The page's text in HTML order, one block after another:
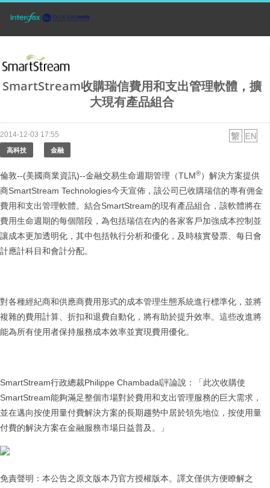
SmartStream收購瑞信費用和支出管理軟體，擴
大現有產品組合
2014-12-03 17:55
高科技 金融
倫敦--(美國商業資訊)--金融交易生命週期管理（TLM®）解決方案提供
商SmartStream Technologies今天宣佈，該公司已收購瑞信的專有佣金
費用和支出管理軟體。結合SmartStream的現有產品組合，該軟體將在
費用生命週期的每個階段，為包括瑞信在內的各家客戶加強成本控制並
讓成本更加透明化，其中包括執行分析和優化，及時核實發票、每日會
計應計科目和會計分配。
對各種經紀商和供應商費用形式的成本管理生態系統進行標準化，並將
複雜的費用計算、折扣和退費自動化，將有助於提升效率。這些改進將
能為所有使用者保持服務成本效率並實現費用優化。
SmartStream行政總裁Philippe Chambadal評論說：「此次收購使
SmartStream能夠滿足整個市場對於費用和支出管理服務的巨大需求，
並在邁向按使用量付費解決方案的長期趨勢中居於領先地位，按使用量
付費的解決方案在金融服務市場日益普及。」
免責聲明：本公告之原文版本乃官方授權版本。譯文僅供方便瞭解之